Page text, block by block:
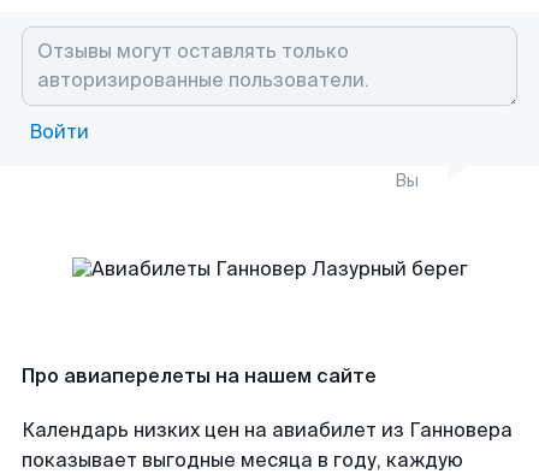
Войти
Вы
Про авиаперелеты на нашем сайте
Календарь низких цен на авиабилет из Ганновера
показывает выгодные месяца в году, каждую